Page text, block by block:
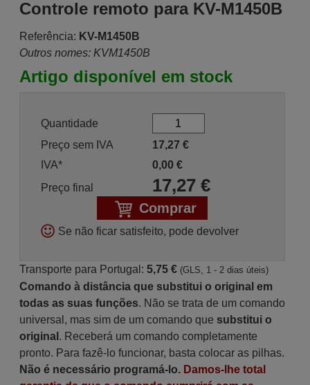
Controle remoto para KV-M1450B
Referência: KV-M1450B
Outros nomes: KVM1450B
Artigo disponível em stock
Quantidade
Preço sem IVA
17,27 €
IVA*
0,00 €
Preço final
17,27€
Comprar
Se não ficar satisfeito, pode devolver
Transporte para Portugal: 5,75 € (GLS, 1 - 2 dias úteis)
Comando à distância que substitui o original em
todas as suas funções. Não se trata de um comando
universal, mas sim de um comando que substitui o
original . Receberá um comando completamente
pronto. Para fazê-lo funcionar, basta colocar as pilhas.
Não é necessário programá-lo. Damos-lhe total